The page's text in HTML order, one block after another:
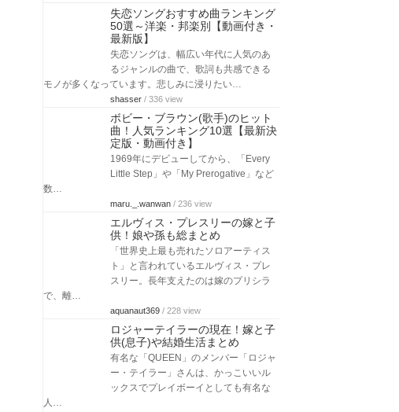
失恋ソングおすすめ曲ランキング
50選～洋楽・邦楽別【動画付き・
最新版】
失恋ソングは、幅広い年代に人気のあ
るジャンルの曲で、歌詞も共感できる
モノが多くなっています。悲しみに浸りたい…
shasser / 336 view
ボビー・ブラウン(歌手)のヒット
曲！人気ランキング10選【最新決
定版・動画付き】
1969年にデビューしてから、「Every
Little Step」や「My Prerogative」など
数…
maru._.wanwan / 236 view
エルヴィス・プレスリーの嫁と子
供！娘や孫も総まとめ
「世界史上最も売れたソロアーティス
ト」と言われているエルヴィス・プレ
スリー。長年支えたのは嫁のプリシラ
で、離…
aquanaut369 / 228 view
ロジャーテイラーの現在！嫁と子
供(息子)や結婚生活まとめ
有名な「QUEEN」のメンバー「ロジャ
ー・テイラー」さんは、かっこいいル
ックスでプレイボーイとしても有名な
人…